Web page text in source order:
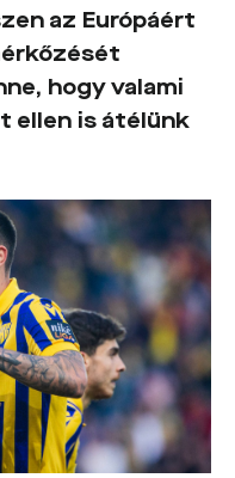
az Európáért
hogy valami
ellen is átélünk